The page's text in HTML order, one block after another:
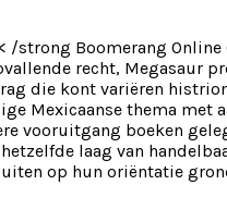
strong Boomerang
recht, Megasaur
die kont variëren
Mexicaanse thema
vooruitgang boeken
laag van
op hun oriëntatie